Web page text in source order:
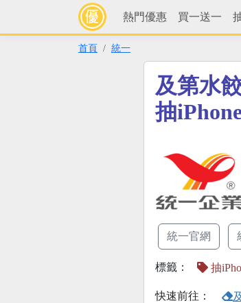
熱門優惠 買一送一
首頁 統一
及第水
抽
統一官網
標籤： 抽
快速前往：